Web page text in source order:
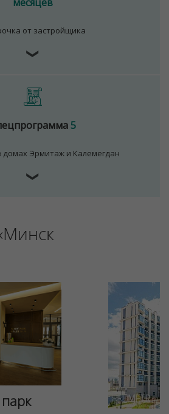
от застройщика
❯
5
домах Эрмитаж и Калемегдан
❯
пользователей сайта
Отклонить